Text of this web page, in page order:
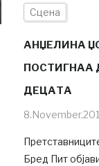
Сцена
АНЏЕЛИНА
ПОСТИГНАА
ДЕЦАТА
Бред Пит